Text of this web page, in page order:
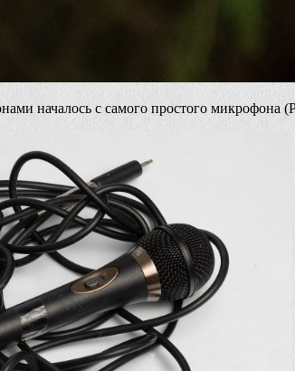
началось с самого простого микрофона